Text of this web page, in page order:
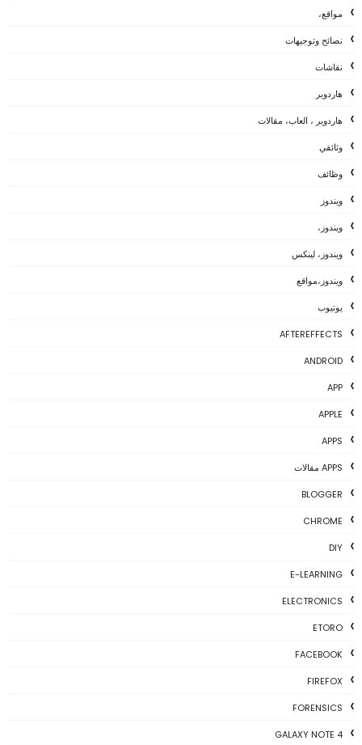
مواقع،
نصائح وتوجيهات
نقاشات
هاردوير
هاردوير ، العاب، مقالات
وثائقي
وظائف
ويندوز
ويندوز،
ويندوز، لينكس
ويندوز،مواقع
يوتيوب
AFTEREFFECTS
ANDROID
APP
APPLE
APPS
APPS مقالات
BLOGGER
CHROME
DIY
E-LEARNING
ELECTRONICS
ETORO
FACEBOOK
FIREFOX
FORENSICS
GALAXY NOTE 4